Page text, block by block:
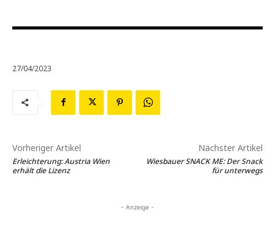
27/04/2023
Vorheriger Artikel
Erleichterung: Austria Wien
erhält die Lizenz
Nächster Artikel
Wiesbauer SNACK ME: Der Snack
für unterwegs
- Anzeige -